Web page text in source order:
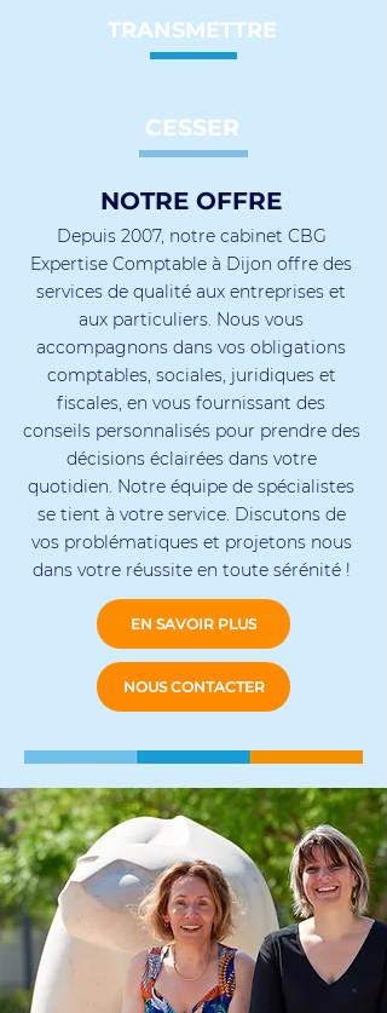
TRANSMETTRE
CESSER
NOTRE OFFRE
Depuis 2007, notre cabinet CBG
Expertise Comptable à Dijon offre des
services de qualité aux entreprises et
aux particuliers. Nous vous
accompagnons dans vos obligations
comptables, sociales, juridiques et
fiscales, en vous fournissant des
conseils personnalisés pour prendre des
décisions éclairées dans votre
quotidien. Notre équipe de spécialistes
se tient à votre service. Discutons de
vos problématiques et projetons nous
dans votre réussite en toute sérénité !
EN SAVOIR PLUS
NOUS CONTACTER